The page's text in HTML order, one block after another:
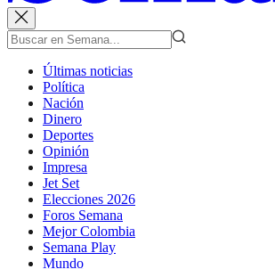
Últimas noticias
Política
Nación
Dinero
Deportes
Opinión
Impresa
Jet Set
Elecciones 2026
Foros Semana
Mejor Colombia
Semana Play
Mundo